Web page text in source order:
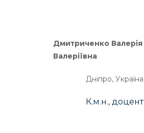
Дмитриченко Валерія
Валеріївна
Дніпро, Україна
К.м.н., доцент